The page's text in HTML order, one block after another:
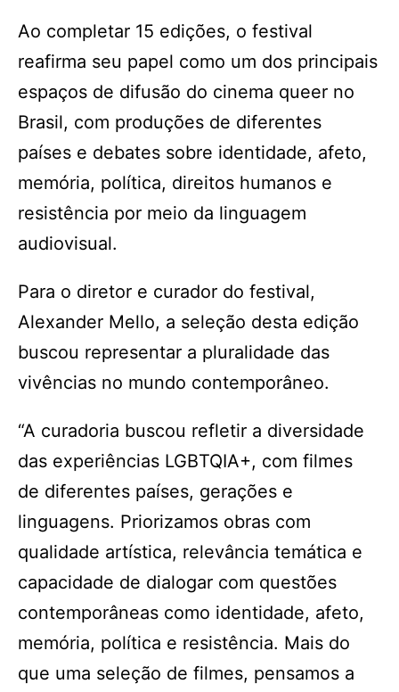
Ao completar 15 edições, o festival
reafirma seu papel como um dos principais
espaços de difusão do cinema queer no
Brasil, com produções de diferentes
países e debates sobre identidade, afeto,
memória, política, direitos humanos e
resistência por meio da linguagem
audiovisual.
Para o diretor e curador do festival,
Alexander Mello, a seleção desta edição
buscou representar a pluralidade das
vivências no mundo contemporâneo.
“A curadoria buscou refletir a diversidade
das experiências LGBTQIA+, com filmes
de diferentes países, gerações e
linguagens. Priorizamos obras com
qualidade artística, relevância temática e
capacidade de dialogar com questões
contemporâneas como identidade, afeto,
memória, política e resistência. Mais do
que uma seleção de filmes, pensamos a